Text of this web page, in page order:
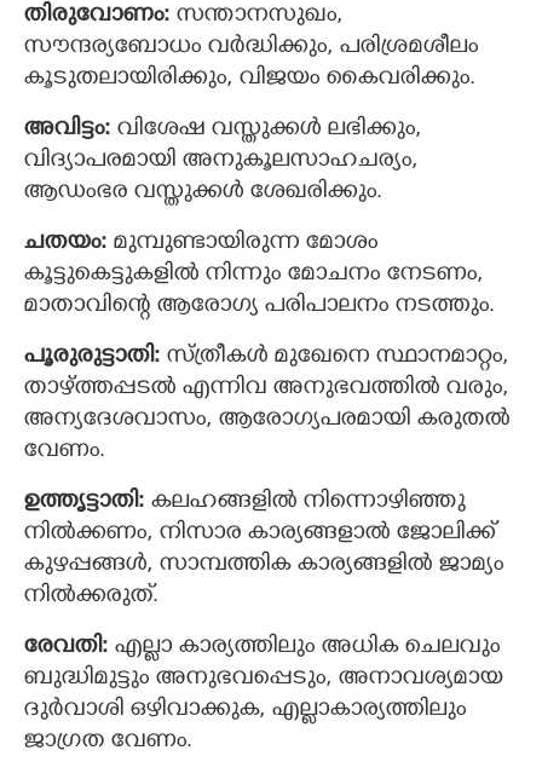
തിരുവോണം: സന്താനസുഖം,
സൗന്ദര്യബോധം വര്‍ദ്ധിക്കും, പരിശ്രമശീലം
കൂടുതലായിരിക്കും, വിജയം കൈവരിക്കും.
അവിട്ടം: വിശേഷ വസ്തുക്കള്‍ ലഭിക്കും,
വിദ്യാപരമായി അനുകൂലസാഹചര്യം,
ആഡംഭര വസ്തുക്കള്‍ ശേഖരിക്കും.
ചതയം: മുമ്പുണ്ടായിരുന്ന മോശം
കൂട്ടുകെട്ടുകളില്‍ നിന്നും മോചനം നേടണം,
മാതാവിന്റെ ആരോഗ്യ പരിപാലനം നടത്തും.
പൂരുരുട്ടാതി: സ്ത്രീകള്‍ മുഖേനെ സ്ഥാനമാറ്റം,
താഴ്ത്തപ്പടല്‍ എന്നിവ അനുഭവത്തില്‍ വരും,
അന്യദേശവാസം, ആരോഗ്യപരമായി കരുതല്‍
വേണം.
ഉത്തൃട്ടാതി: കലഹങ്ങളില്‍ നിന്നൊഴിഞ്ഞു
നില്‍ക്കണം, നിസാര കാര്യങ്ങളാല്‍ ജോലിക്ക്
കുഴപ്പങ്ങള്‍, സാമ്പത്തിക കാര്യങ്ങളില്‍ ജാമ്യം
നില്‍ക്കരുത്.
രേവതി: എല്ലാ കാര്യത്തിലും അധിക ചെലവും
ബുദ്ധിമുട്ടും അനുഭവപ്പെടും, അനാവശ്യമായ
ദുര്‍വാശി ഒഴിവാക്കുക, എല്ലാകാര്യത്തിലും
ജാഗ്രത വേണം.